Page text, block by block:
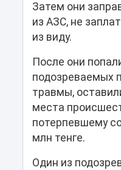
Затем они
из АЗС, не
из виду.
После они
подозреваемых
травмы,
места
потерпевшему
млн тенге.
Один из